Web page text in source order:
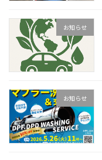
お知らせ
お知らせ